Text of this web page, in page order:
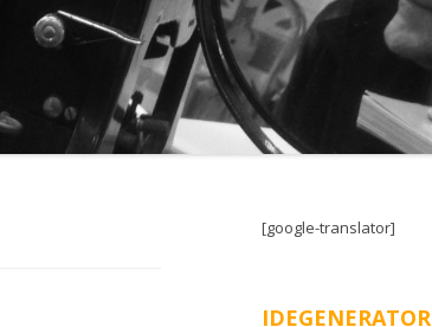
[google-translator]
IDEGENERATOR